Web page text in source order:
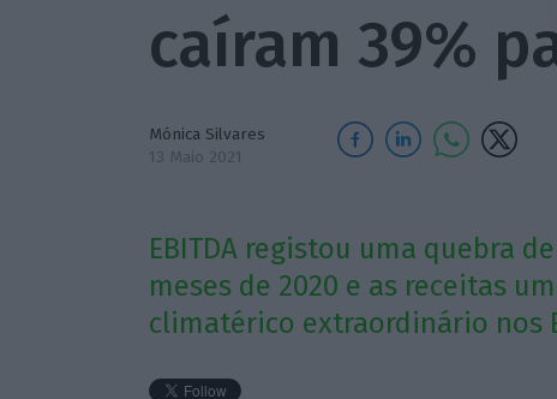
caíram 39%
Mónica Silvares
13 Maio 2021
EBITDA registou uma quebra
meses de 2020 e as receitas
climatérico extraordinário nos